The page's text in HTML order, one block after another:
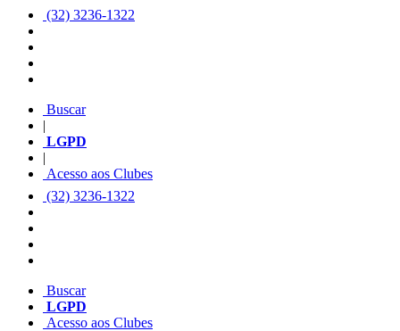
(32) 3236-1322
Buscar
|
LGPD
|
Acesso aos Clubes
(32) 3236-1322
Buscar
LGPD
Acesso aos Clubes